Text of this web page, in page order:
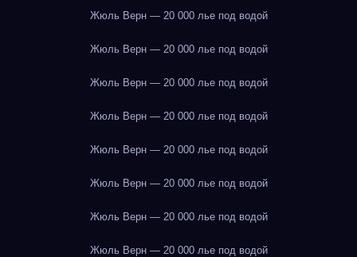
Жюль Верн — 20 000 лье под водой
Жюль Верн — 20 000 лье под водой
Жюль Верн — 20 000 лье под водой
Жюль Верн — 20 000 лье под водой
Жюль Верн — 20 000 лье под водой
Жюль Верн — 20 000 лье под водой
Жюль Верн — 20 000 лье под водой
Жюль Верн — 20 000 лье под водой